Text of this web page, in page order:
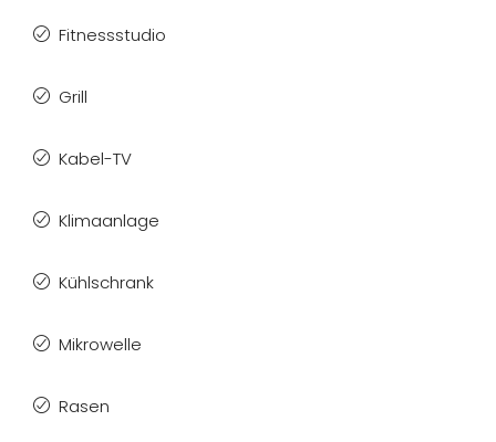
Fitnessstudio
Grill
Kabel-TV
Klimaanlage
Kühlschrank
Mikrowelle
Rasen